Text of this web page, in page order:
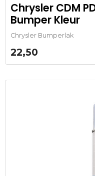
Chrysler CDM
Bumper Kleur
Chrysler Bumperlak
22,50